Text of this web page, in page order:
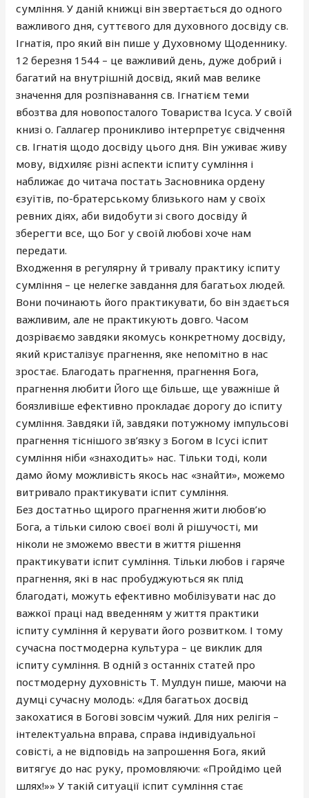
сумління. У даній книжці він звертається до одного
важливого дня, суттєвого для духовного досвіду св.
Ігнатія, про який він пише у Духовному Щоденнику.
12 березня 1544 – це важливий день, дуже добрий і
багатий на внутрішній досвід, який мав велике
значення для розпізнавання св. Ігнатієм теми
вбозтва для новопосталого Товариства Ісуса. У своїй
книзі о. Галлагер проникливо інтерпретує свідчення
св. Ігнатія щодо досвіду цього дня. Він уживає живу
мову, відхиляє різні аспекти іспиту сумління і
наближає до читача постать Засновника ордену
єзуїтів, по-братерському близького нам у своїх
ревних діях, аби видобути зі свого досвіду й
зберегти все, що Бог у своїй любові хоче нам
передати.
Входження в регулярну й тривалу практику іспиту
сумління – це нелегке завдання для багатьох людей.
Вони починають його практикувати, бо він здається
важливим, але не практикують довго. Часом
дозріваємо завдяки якомусь конкретному досвіду,
який кристалізує прагнення, яке непомітно в нас
зростає. Благодать прагнення, прагнення Бога,
прагнення любити Його ще більше, ще уважніше й
боязливіше ефективно прокладає дорогу до іспиту
сумління. Завдяки їй, завдяки потужному імпульсові
прагнення тіснішого зв’язку з Богом в Ісусі іспит
сумління ніби «знаходить» нас. Тільки тоді, коли
дамо йому можливість якось нас «знайти», можемо
витривало практикувати іспит сумління.
Без достатньо щирого прагнення жити любов’ю
Бога, а тільки силою своєї волі й рішучості, ми
ніколи не зможемо ввести в життя рішення
практикувати іспит сумління. Тільки любов і гаряче
прагнення, які в нас пробуджуються як плід
благодаті, можуть ефективно мобілізувати нас до
важкої праці над введенням у життя практики
іспиту сумління й керувати його розвитком. І тому
сучасна постмодерна культура – це виклик для
іспиту сумління. В одній з останніх статей про
постмодерну духовність Т. Мулдун пише, маючи на
думці сучасну молодь: «Для багатьох досвід
закохатися в Богові зовсім чужий. Для них релігія –
інтелектуальна вправа, справа індивідуальної
совісті, а не відповідь на запрошення Бога, який
витягує до нас руку, промовляючи: «Пройдімо цей
шлях!»» У такій ситуації іспит сумління стає